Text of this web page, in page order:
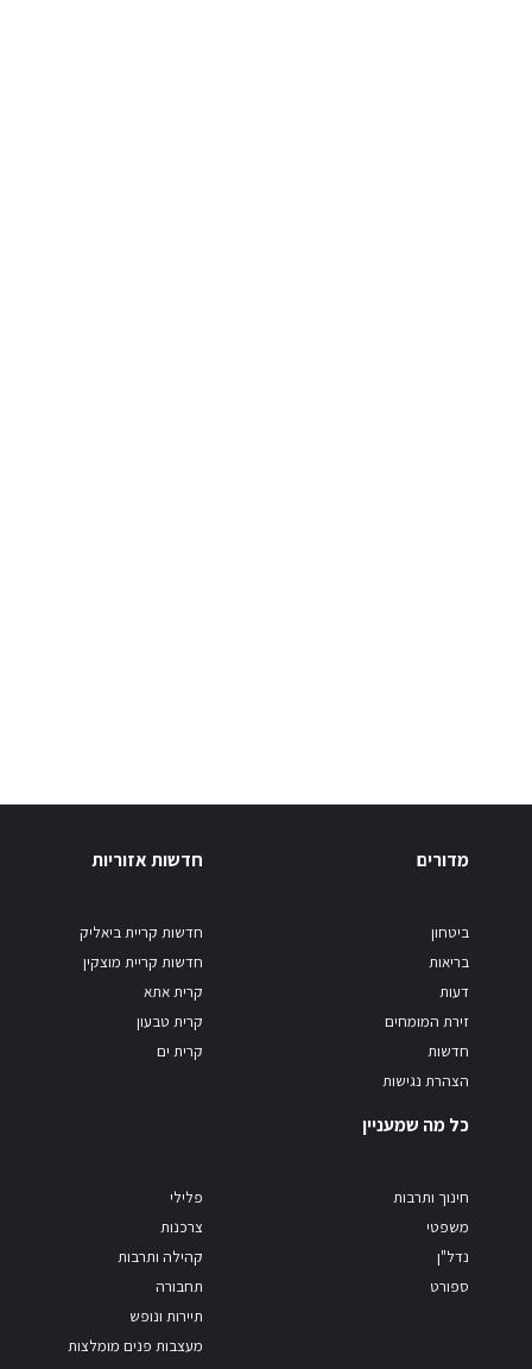
מדורים
ביטחון
בריאות
דעות
זירת המומחים
חדשות
הצהרת נגישות
חדשות אזוריות
חדשות קריית ביאליק
חדשות קריית מוצקין
קרית אתא
קרית טבעון
קרית ים
כל מה שמעניין
חינוך ותרבות
משפטי
נדל"ן
ספורט
פלילי
צרכנות
קהילה ותרבות
תחבורה
תיירות ונופש
מעצבות פנים מומלצות